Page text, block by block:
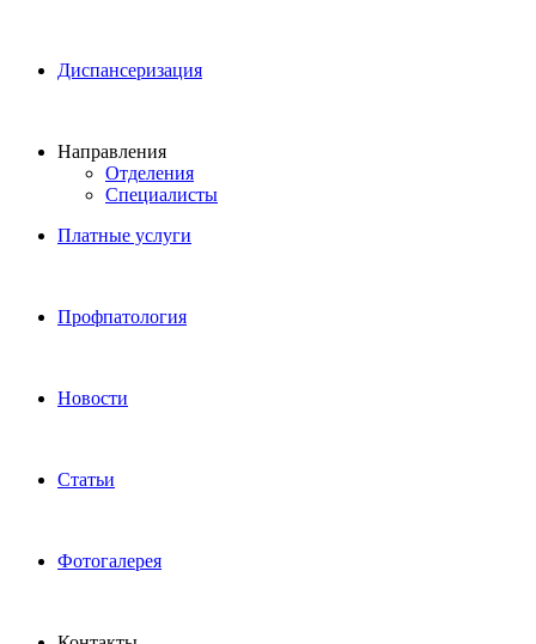
Диспансеризация
Направления
Отделения
Специалисты
Платные услуги
Профпатология
Новости
Статьи
Фотогалерея